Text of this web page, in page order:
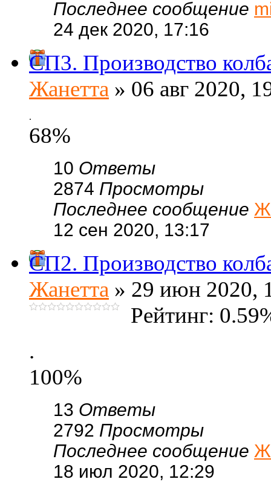
Последнее сообщение
24 дек 2020, 17:16
СП3. Производство
Жанетта » 06 авг 2020,
.
68%
10 Ответы
2874 Просмотры
Последнее сообщение
12 сен 2020, 13:17
СП2. Производство
Жанетта » 29 июн 2020,
Рейтинг:
.
100%
13 Ответы
2792 Просмотры
Последнее сообщение
18 июл 2020, 12:29